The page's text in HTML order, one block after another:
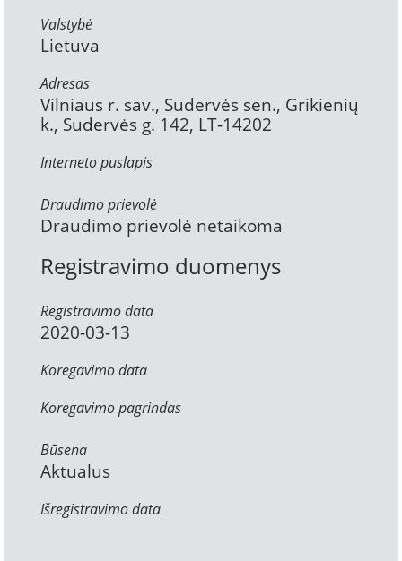
Valstybė
Lietuva
Adresas
Vilniaus r. sav., Sudervės sen., Grikienių
k., Sudervės g. 142, LT-14202
Interneto puslapis
Draudimo prievolė
Draudimo prievolė netaikoma
Registravimo duomenys
Registravimo data
2020-03-13
Koregavimo data
Koregavimo pagrindas
Būsena
Aktualus
Išregistravimo data